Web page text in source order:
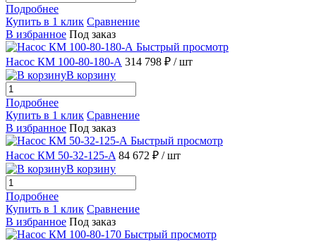
Подробнее
Купить в 1 клик Сравнение
В избранное Под заказ
Быстрый просмотр
Насос КМ 100-80-180-А 314 798 ₽ / шт
В корзину
Подробнее
Купить в 1 клик Сравнение
В избранное Под заказ
Быстрый просмотр
Насос КМ 50-32-125-A 84 672 ₽ / шт
В корзину
Подробнее
Купить в 1 клик Сравнение
В избранное Под заказ
Быстрый просмотр